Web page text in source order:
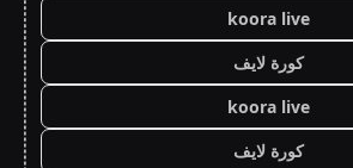
koora live
كورة لايف
koora live
كورة لايف